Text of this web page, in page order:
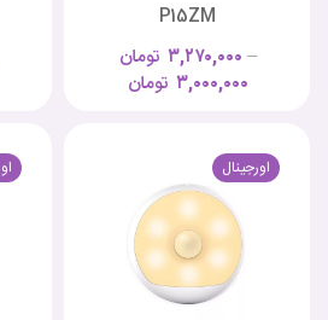
P15ZM
تومان ۳,۲۷۰,۰۰۰ –
تومان ۳,۰۰۰,۰۰۰
اورجینال